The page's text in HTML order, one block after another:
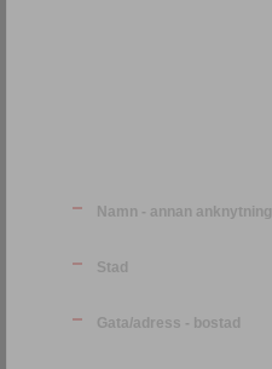
Namn - annan anknytning
Stad
Gata/adress - bostad